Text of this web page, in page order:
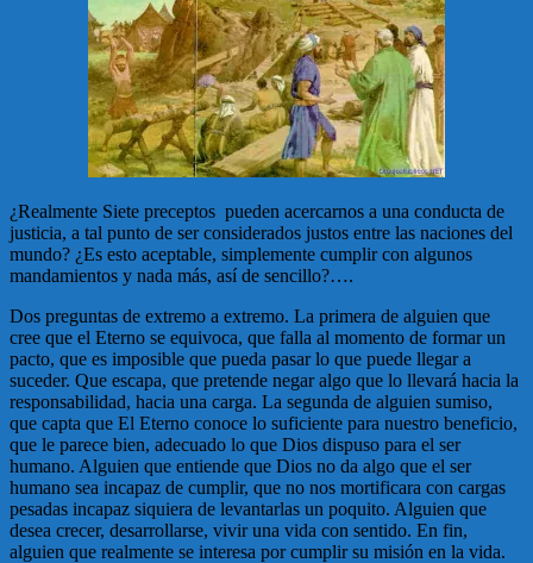
¿Realmente Siete preceptos pueden acercarnos a una conducta de
justicia, a tal punto de ser considerados justos entre las naciones del
mundo? ¿Es esto aceptable, simplemente cumplir con algunos
mandamientos y nada más, así de sencillo?….
Dos preguntas de extremo a extremo. La primera de alguien que
cree que el Eterno se equivoca, que falla al momento de formar un
pacto, que es imposible que pueda pasar lo que puede llegar a
suceder. Que escapa, que pretende negar algo que lo llevará hacia la
responsabilidad, hacia una carga. La segunda de alguien sumiso,
que capta que El Eterno conoce lo suficiente para nuestro beneficio,
que le parece bien, adecuado lo que Dios dispuso para el ser
humano. Alguien que entiende que Dios no da algo que el ser
humano sea incapaz de cumplir, que no nos mortificara con cargas
pesadas incapaz siquiera de levantarlas un poquito. Alguien que
desea crecer, desarrollarse, vivir una vida con sentido. En fin,
alguien que realmente se interesa por cumplir su misión en la vida.